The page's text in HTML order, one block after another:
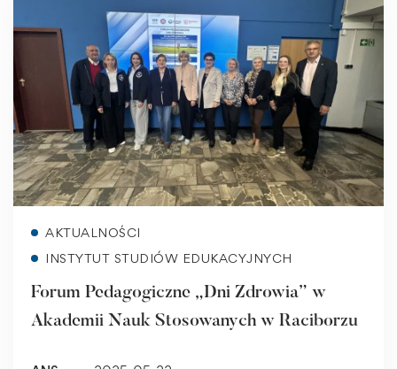
AKTUALNOŚCI
INSTYTUT STUDIÓW EDUKACYJNYCH
Forum Pedagogiczne „Dni Zdrowia” w
Akademii Nauk Stosowanych w Raciborzu